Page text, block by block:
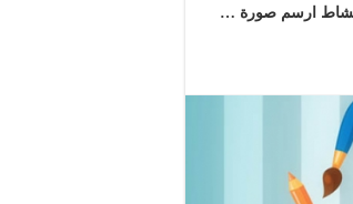
نشاط ارسم صورة …